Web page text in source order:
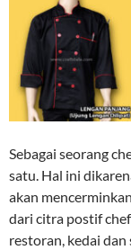
Sebagai seorang
satu. Hal ini
akan
dari citra postif
restoran, kedai